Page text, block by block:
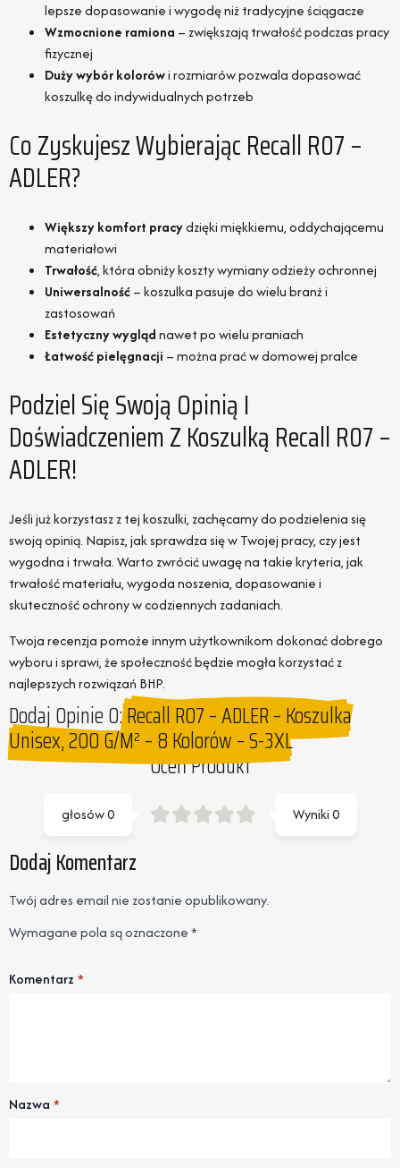
lepsze dopasowanie i wygodę niż tradycyjne ściągacze
Wzmocnione ramiona – zwiększają trwałość podczas pracy
fizycznej
Duży wybór kolorówi rozmiarów pozwala dopasować
koszulkę do indywidualnych potrzeb
Co Zyskujesz Wybierając Recall R07 –
ADLER?
Większy komfort pracydzięki miękkiemu, oddychającemu
materiałowi
Trwałość, która obniży koszty wymiany odzieży ochronnej
Uniwersalność– koszulka pasuje do wielu branż i
zastosowań
Estetyczny wyglądnawet po wielu praniach
Łatwość pielęgnacji – można prać w domowej pralce
Podziel Się Swoją Opinią I
Doświadczeniem Z Koszulką Recall R07 –
ADLER!
Jeśli już korzystasz z tej koszulki, zachęcamy do podzielenia się
swoją opinią. Napisz, jak sprawdza się w Twojej pracy, czy jest
wygodna i trwała. Warto zwrócić uwagę na takie kryteria, jak
trwałość materiału, wygoda noszenia, dopasowanie i
skuteczność ochrony w codziennych zadaniach.
Twoja recenzja pomoże innym użytkownikom dokonać dobrego
wyboru i sprawi, że społeczność będzie mogła korzystać z
najlepszych rozwiązań BHP.
Dodaj Opinie O:Recall R07 – ADLER – Koszulka
Unisex, 200 G/m² – 8 Kolorów – S-3XL
Oceń Produkt
Wyniki0
głosów0
Dodaj Komentarz
Twój adres email nie zostanie opublikowany.
Wymagane pola są oznaczone*
Komentarz *
Nazwa *